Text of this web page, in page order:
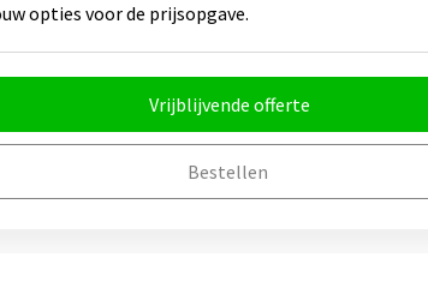
opties voor de prijsopgave.
Vrijblijvende offerte
Bestellen